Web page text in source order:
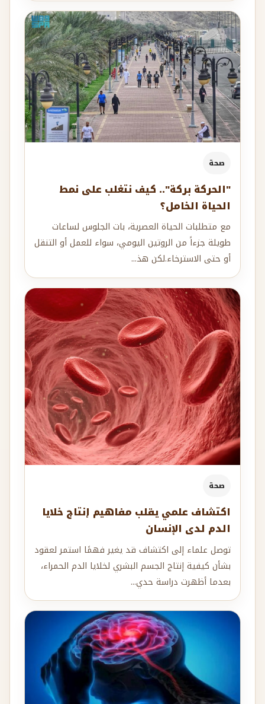
صحة
"الحركة بركة".. كيف نتغلب على نمط
الحياة الخامل؟
مع متطلبات الحياة العصرية، بات الجلوس لساعات
طويلة جزءاً من الروتين اليومي، سواء للعمل أو التنقل
أو حتى الاسترخاء.لكن هذ...
صحة
اكتشاف علمي يقلب مفاهيم إنتاج خلايا
الدم لدى الإنسان
توصل علماء إلى اكتشاف قد يغير فهمًا استمر لعقود
بشأن كيفية إنتاج الجسم البشري لخلايا الدم الحمراء،
بعدما أظهرت دراسة حدي...